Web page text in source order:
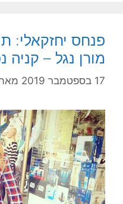
פנחס יחזקאלי:
מורן נגל – קניה
17 בספטמבר 2019